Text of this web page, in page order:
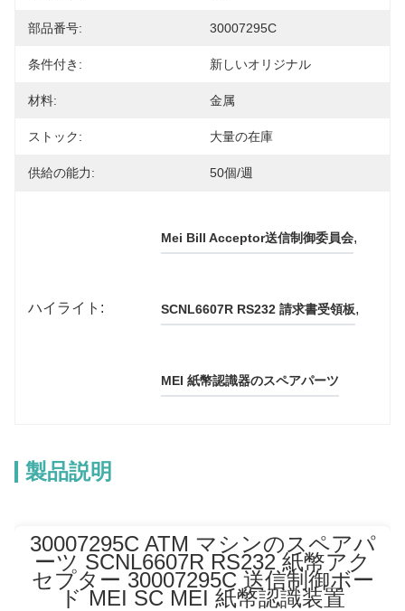
部品番号: 30007295C
条件付き: 新しいオリジナル
材料: 金属
ストック: 大量の在庫
供給の能力: 50個/週
ハイライト:
Mei Bill Acceptor送信制御委員会,
SCNL6607R RS232 請求書受領板,
MEI 紙幣認識器のスペアパーツ
製品説明
30007295C ATM マシンのスペアパ
ーツ SCNL6607R RS232 紙幣アク
セプター 30007295C 送信制御ボー
ド MEI SC MEI 紙幣認識装置